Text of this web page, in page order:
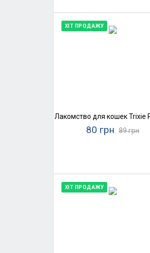
ХІТ ПРОДАЖУ
Лакомство для кошек Trixie
80 грн 89 грн
ХІТ ПРОДАЖУ